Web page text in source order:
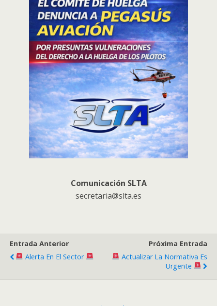
Comunicación SLTA
secretaria@slta.es
Entrada Anterior
Alerta En El Sector
Próxima Entrada
Actualizar La Normativa Es
Urgente